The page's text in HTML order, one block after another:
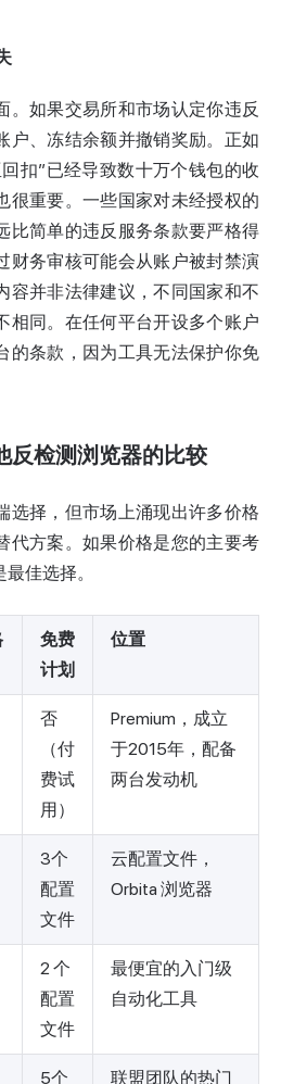
。如果交易所和市场认定你违反
户、冻结余额并撤销奖励。正如
扣”已经导致数十万个钱包的收
很重要。一些国家对未经授权的
比简单的违反服务条款要严格得
财务审核可能会从账户被封禁演
容并非法律建议，不同国家和不
相同。在任何平台开设多个账户
的条款，因为工具无法保护你免
反检测浏览器的比较
选择，但市场上涌现出许多价格
代方案。如果价格是您的主要考
佳选择。
免费
计划
位置
否
（付
费试
用）
Premium，成立
于2015年，配备
两台发动机
3个
配置
文件
云配置文件，
Orbita 浏览器
2 个
配置
文件
最便宜的入门级
自动化工具
5个
联盟团队的热门